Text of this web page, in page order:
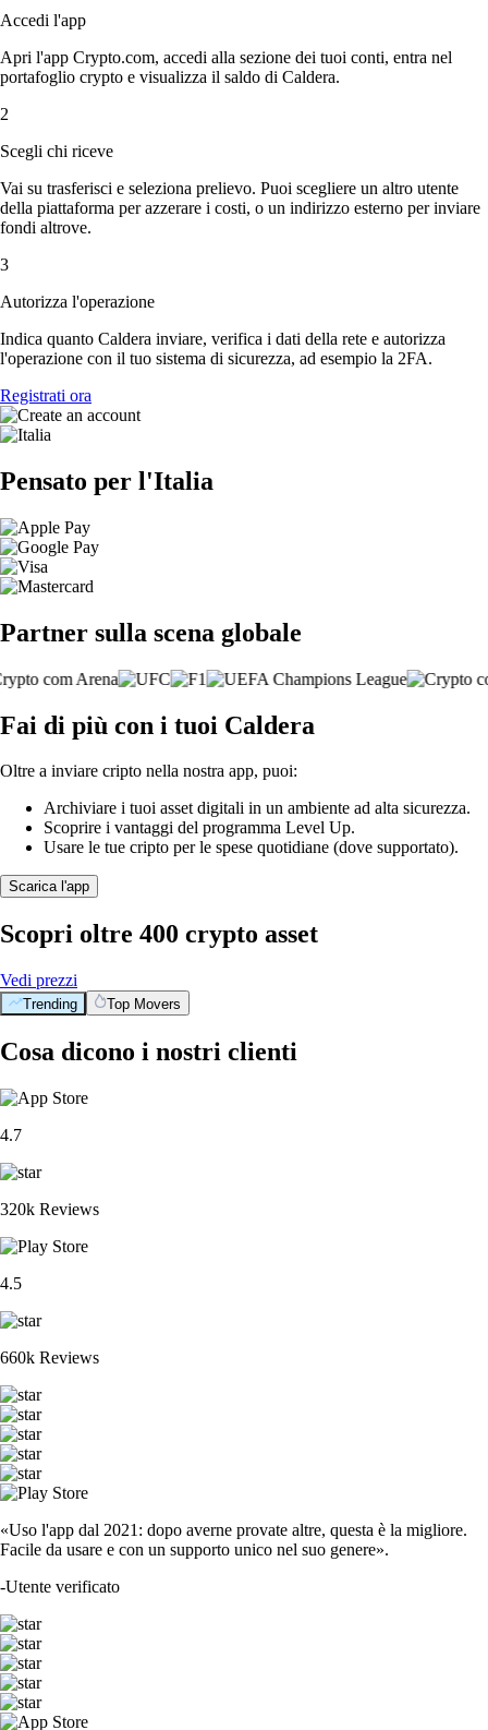
Accedi l'app
Apri l'app Crypto.com, accedi alla sezione dei tuoi conti, entra nel
portafoglio crypto e visualizza il saldo di Caldera.
2
Scegli chi riceve
Vai su trasferisci e seleziona prelievo. Puoi scegliere un altro utente
della piattaforma per azzerare i costi, o un indirizzo esterno per inviare
fondi altrove.
3
Autorizza l'operazione
Indica quanto Caldera inviare, verifica i dati della rete e autorizza
l'operazione con il tuo sistema di sicurezza, ad esempio la 2FA.
Registrati ora
Pensato per l'Italia
Partner sulla scena globale
Fai di più con i tuoi Caldera
Oltre a inviare cripto nella nostra app, puoi:
Archiviare i tuoi asset digitali in un ambiente ad alta sicurezza.
Scoprire i vantaggi del programma Level Up.
Usare le tue cripto per le spese quotidiane (dove supportato).
Scarica l'app
Scopri oltre 400 crypto asset
Vedi prezzi
Trending Top Movers
Cosa dicono i nostri clienti
4.7
320k Reviews
4.5
660k Reviews
«Uso l'app dal 2021: dopo averne provate altre, questa è la migliore.
Facile da usare e con un supporto unico nel suo genere».
-Utente verificato